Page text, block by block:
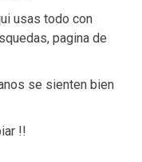
usas todo con
pagina de
se sienten bien
!!